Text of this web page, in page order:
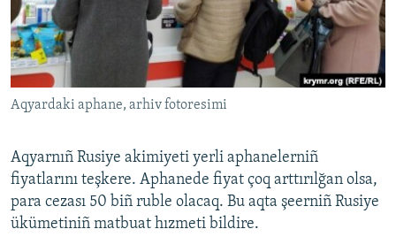
Русский
Українською
QOŞULIÑIZ!
RFE/RS bütün saytları
Aqyardaki aphane, arhiv fotoresimi
Aqyarnıñ Rusiye akimiyeti yerli aphanelerniñ
fiyatlarını teşkere. Aphanede fiyat çoq arttırılğan olsa,
para cezası 50 biñ ruble olacaq. Bu aqta şeerniñ Rusiye
ükümetiniñ matbuat hızmeti bildire.